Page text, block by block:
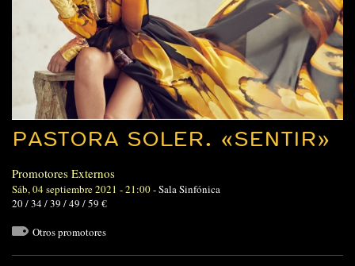
PASTORA SOLER. «SENTIR»
Promotores Externos
Sáb, 04 septiembre 2021 - 21:00-Sala Sinfónica
20 / 34 / 39 / 49 / 59 €
Otros promotores